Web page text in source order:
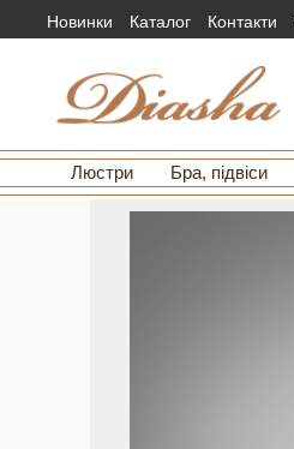
Новинки Каталог Контакти
Люстри Бра, підвіси